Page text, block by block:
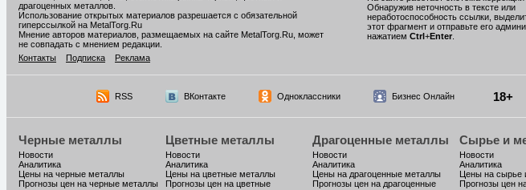
драгоценных металлов.
Использование открытых материалов разрешается с обязательной
гиперссылкой на MetalTorg.Ru
Мнение авторов материалов, размещаемых на сайте MetalTorg.Ru, может
не совпадать с мнением редакции.
Контакты
Подписка Реклама
Обнаружив неточность в тексте или
неработоспособность ссылки,
этот фрагмент и отправьте его
нажатием Ctrl +Enter.
RSS ВКонтакте Одноклассники Бизнес Онлайн 18+
Черные металлы
Новости
Аналитика
Цены на черные металлы
Прогнозы цен на черные металлы
Цветные металлы
Новости
Аналитика
Цены на цветные металлы
Прогнозы цен на цветные
Драгоценные металлы
Новости
Аналитика
Цены на драгоценные металлы
Прогнозы цен на драгоценные
Сырье и
Новости
Аналитика
Цены на сырье
Прогнозы цен